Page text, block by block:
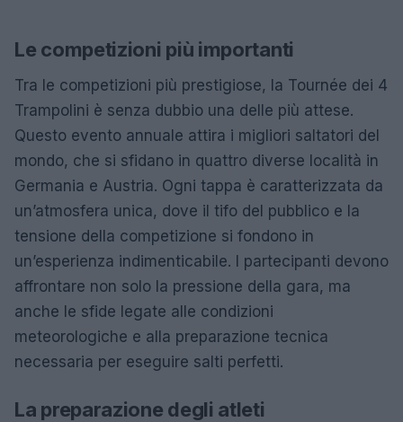
Le competizioni più importanti
Tra le competizioni più prestigiose, la Tournée dei 4
Trampolini è senza dubbio una delle più attese.
Questo evento annuale attira i migliori saltatori del
mondo, che si sfidano in quattro diverse località in
Germania e Austria. Ogni tappa è caratterizzata da
un’atmosfera unica, dove il tifo del pubblico e la
tensione della competizione si fondono in
un’esperienza indimenticabile. I partecipanti devono
affrontare non solo la pressione della gara, ma
anche le sfide legate alle condizioni
meteorologiche e alla preparazione tecnica
necessaria per eseguire salti perfetti.
La preparazione degli atleti